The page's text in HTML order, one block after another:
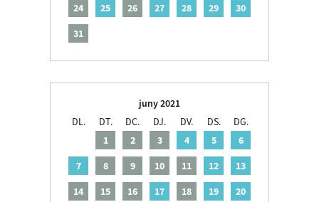
24
25 26 27 28 29
30
31
juny 2021
DL.
DT. DC. DJ. DV. DS.
DG.
1
2 3 4 5
6
7
8 9 10 11 12
13
14
15 16 17 18 19
20